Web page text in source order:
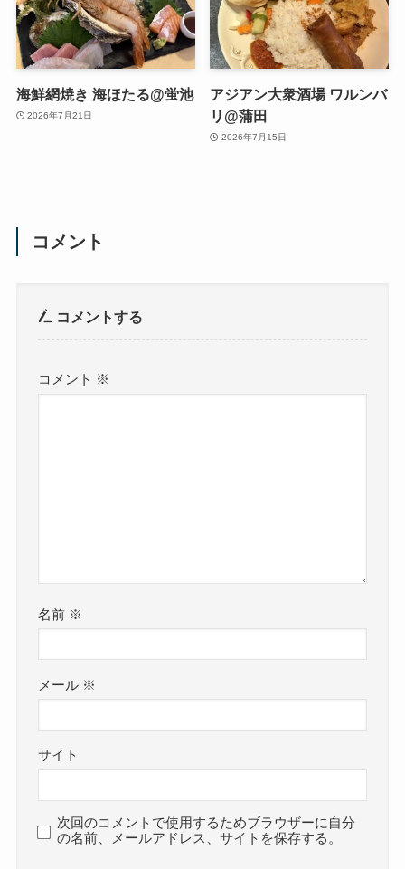
海鮮網焼き 海ほたる@蛍池
2026年7月21日
アジアン大衆酒場 ワルンバ
リ@蒲田
2026年7月15日
コメント
コメントする
コメント ※
名前 ※
メール ※
サイト
次回のコメントで使用するためブラウザーに自分
の名前、メールアドレス、サイトを保存する。